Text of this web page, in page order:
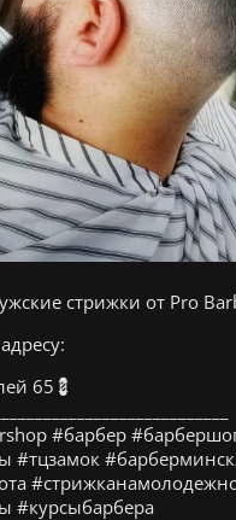
стрижки от Pro
65💈
#барбер
#тцзамок
#курсыбарбера